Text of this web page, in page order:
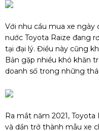
Với nhu cầu mua xe
nước Toyota Raize đang
tại đại lý. Điều này cũng
Bản gặp nhiều khó khăn
doanh số trong những
Ra mắt năm 2021,
và dần trở thành mẫu xe